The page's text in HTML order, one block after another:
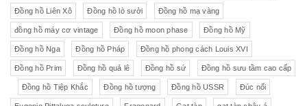
Đồng hồ Liên Xô Đồng hồ lò sưởi Đồng hồ mạ vàng
đồng hồ máy cơ vintage Đồng hồ moon phase Đồng hồ Mỹ
Đồng hồ Nga Đồng hồ Pháp Đồng hồ phong cách Louis XVI
Đồng hồ Prim Đồng hồ quả lê Đồng hồ sứ Đồng hồ sưu tầm cao cấp
Đồng hồ Tiệp Khắc Đồng hồ tượng Đồng hồ USSR Đúc nổi